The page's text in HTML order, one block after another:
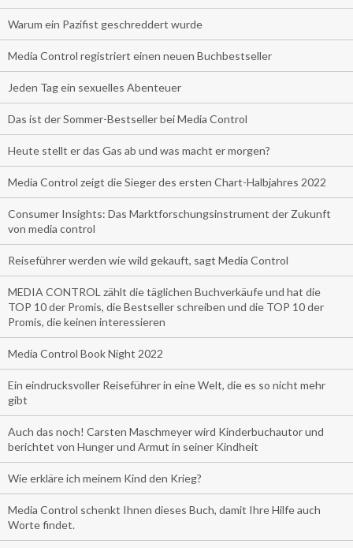
Warum ein Pazifist geschreddert wurde
Media Control registriert einen neuen Buchbestseller
Jeden Tag ein sexuelles Abenteuer
Das ist der Sommer-Bestseller bei Media Control
Heute stellt er das Gas ab und was macht er morgen?
Media Control zeigt die Sieger des ersten Chart-Halbjahres 2022
Consumer Insights: Das Marktforschungsinstrument der Zukunft
von media control
Reiseführer werden wie wild gekauft, sagt Media Control
MEDIA CONTROL zählt die täglichen Buchverkäufe und hat die
TOP 10 der Promis, die Bestseller schreiben und die TOP 10 der
Promis, die keinen interessieren
Media Control Book Night 2022
Ein eindrucksvoller Reiseführer in eine Welt, die es so nicht mehr
gibt
Auch das noch! Carsten Maschmeyer wird Kinderbuchautor und
berichtet von Hunger und Armut in seiner Kindheit
Wie erkläre ich meinem Kind den Krieg?
Media Control schenkt Ihnen dieses Buch, damit Ihre Hilfe auch
Worte findet.